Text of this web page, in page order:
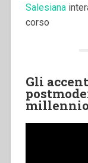
Salesiana
corso
Gli
millennio